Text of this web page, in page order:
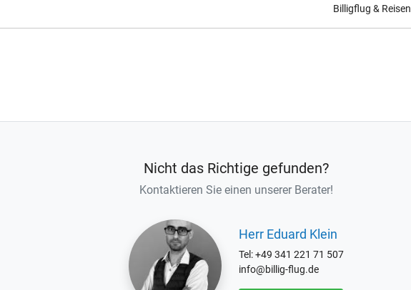
Billigflug & Reisen
Nicht das Richtige gefunden?
Kontaktieren Sie einen unserer Berater!
Herr Eduard Klein
Tel: +49 341 221 71 507
info@billig-flug.de